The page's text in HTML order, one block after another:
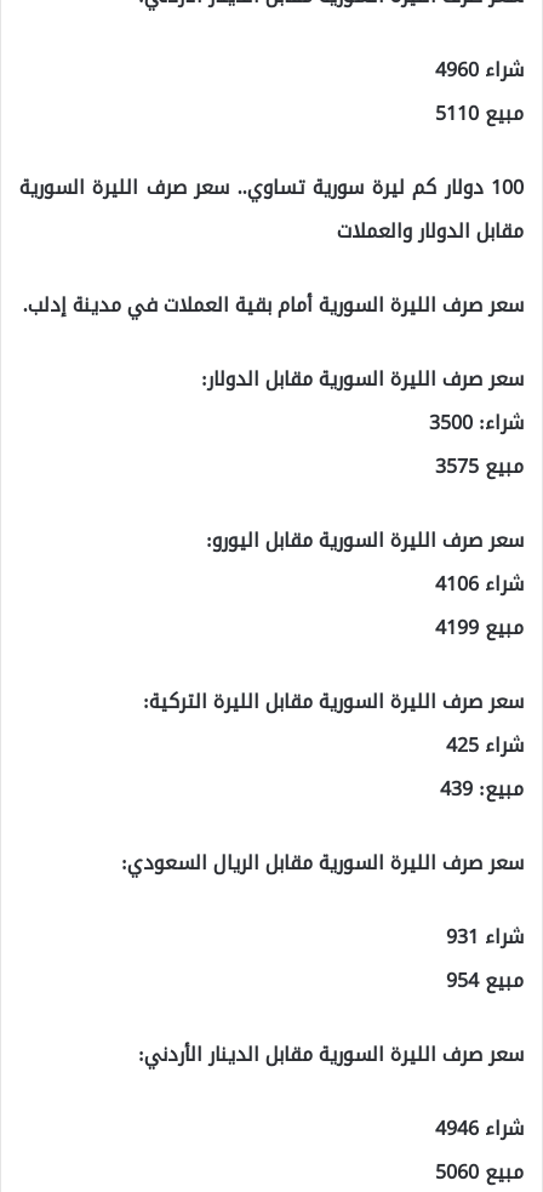
شراء 4960
مبيع 5110
100 دولار كم ليرة سورية تساوي.. سعر صرف الليرة السورية
مقابل الدولار والعملات
سعر صرف الليرة السورية أمام بقية العملات في مدينة إدلب.
سعر صرف الليرة السورية مقابل الدولار:
شراء: 3500
مبيع 3575
سعر صرف الليرة السورية مقابل اليورو:
شراء 4106
مبيع 4199
سعر صرف الليرة السورية مقابل الليرة التركية:
شراء 425
مبيع: 439
سعر صرف الليرة السورية مقابل الريال السعودي:
شراء 931
مبيع 954
سعر صرف الليرة السورية مقابل الدينار الأردني:
شراء 4946
مبيع 5060